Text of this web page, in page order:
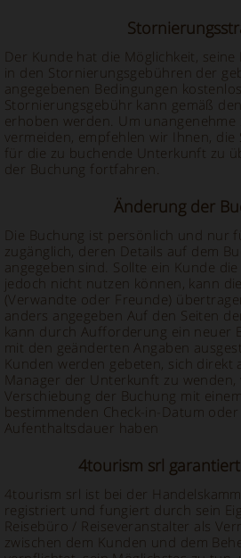
Der Kunde hat die Möglichkeit,
in den Stornierungsgebühren der
angegebenen Bedingungen
Stornierungsgebühr kann gemäß
erhoben werden. Um unangenehme
vermeiden, empfehlen wir Ihnen, die
für die zu buchende Unterkunft zu
der Buchung fortfahren.
Änderung der
Die Buchung ist persönlich und nur
zugänglich, deren Details auf dem
angegeben sind. Sollte ein Kunde
jedoch nicht nutzen können, kann
(Verwandte oder Freunde)
anders angegeben Auf den Seiten
kann durch Aufforderung ein neuer
mit den geänderten Angaben
Kunden werden gebeten, sich direkt
Manager der Unterkunft zu wenden,
Verschiebung der Buchung mit
bestimmenden Check-in-Datum
Aufenthaltsdauer haben
4tourism srl
4tourism srl ist bei der
registriert und fungiert durch sein
Reisebüro / Reiseveranstalter als
zwischen dem Kunden und dem